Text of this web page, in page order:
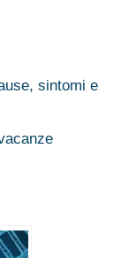
sintomi e